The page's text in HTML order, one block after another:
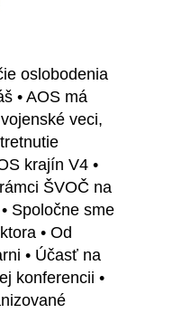
oslobodenia
• AOS má
veci,
krajín V4 •
ŠVOČ na
Spoločne sme
• Od
• Účasť na
konferencii •